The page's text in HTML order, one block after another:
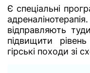
Є спеціальні
відправляють
підвищити
гірські походи зі